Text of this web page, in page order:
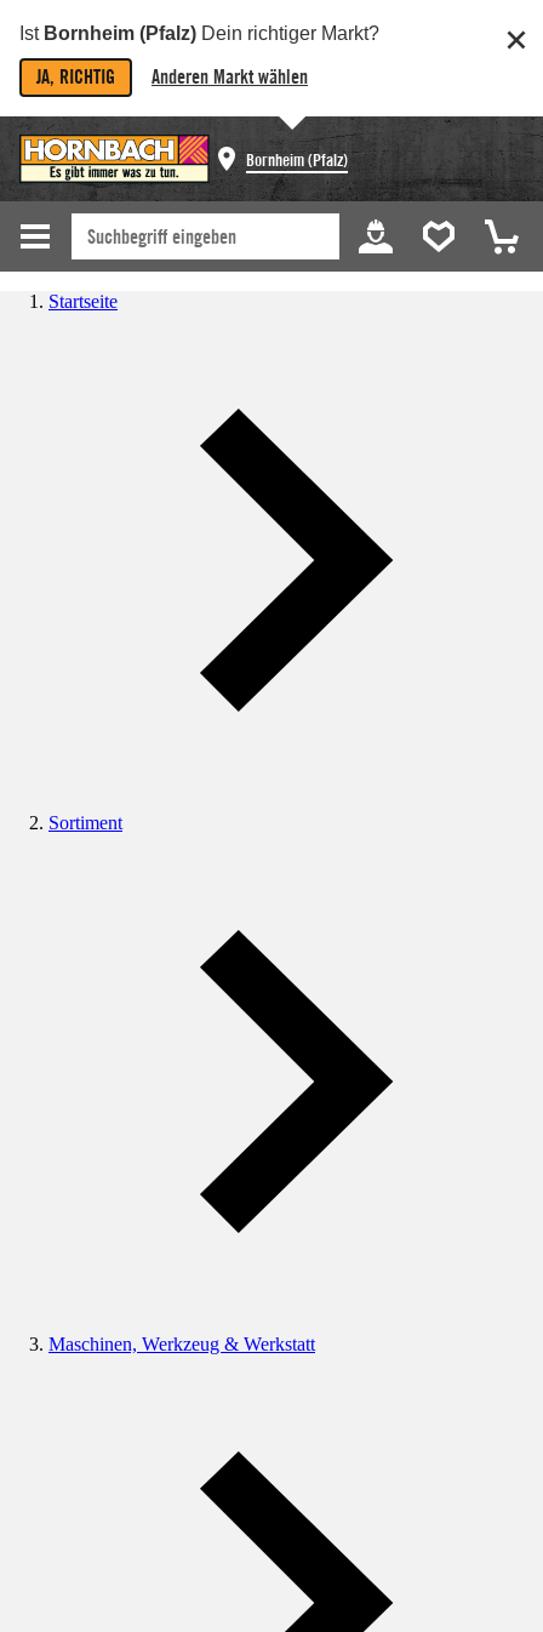
Ist Bornheim (Pfalz) Dein richtiger Markt?
JA, RICHTIG Anderen Markt wählen
Bornheim (Pfalz)
Startseite
Sortiment
Maschinen, Werkzeug & Werkstatt